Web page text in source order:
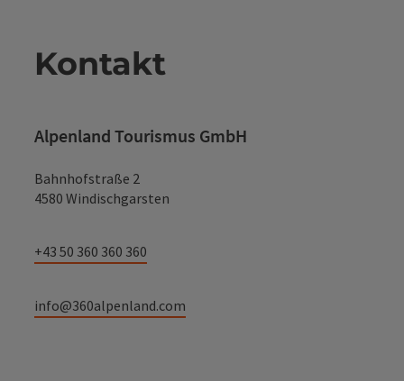
Kontakt
Alpenland Tourismus GmbH
Bahnhofstraße 2
4580 Windischgarsten
+43 50 360 360 360
info@360alpenland.com